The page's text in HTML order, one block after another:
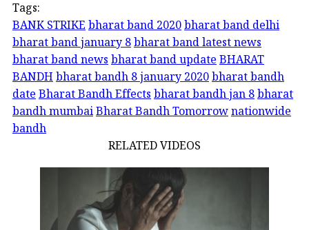
Tags:
BANK STRIKEbharat band 2020bharat band delhi
bharat band january 8bharat band latest news
bharat band newsbharat band updateBHARAT
BANDHbharat bandh 8 january 2020bharat bandh
dateBharat Bandh Effectsbharat bandh jan 8bharat
bandh mumbaiBharat Bandh Tomorrownationwide
bandh
RELATED VIDEOS